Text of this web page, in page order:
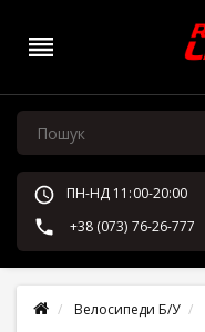
ПН-НД 11:00-20:00
+38 (073) 76-26-777
Велосипеди Б/У